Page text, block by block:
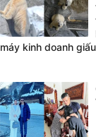
máy kinh doanh